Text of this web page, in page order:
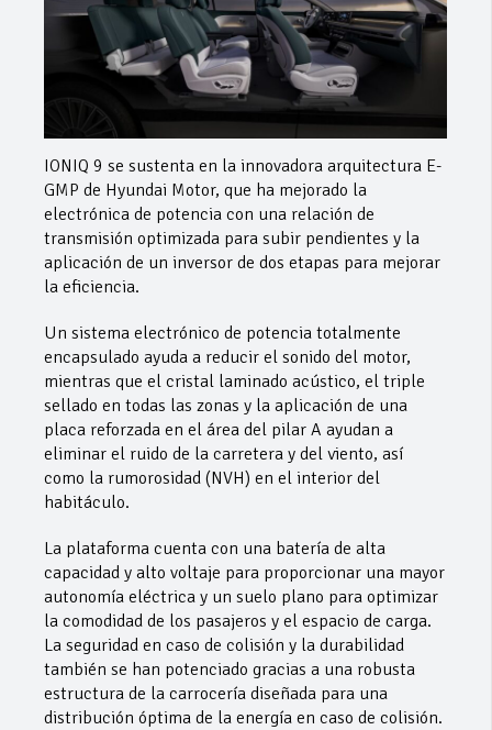
IONIQ 9 se sustenta en la innovadora arquitectura E-
GMP de Hyundai Motor, que ha mejorado la
electrónica de potencia con una relación de
transmisión optimizada para subir pendientes y la
aplicación de un inversor de dos etapas para mejorar
la eficiencia.
Un sistema electrónico de potencia totalmente
encapsulado ayuda a reducir el sonido del motor,
mientras que el cristal laminado acústico, el triple
sellado en todas las zonas y la aplicación de una
placa reforzada en el área del pilar A ayudan a
eliminar el ruido de la carretera y del viento, así
como la rumorosidad (NVH) en el interior del
habitáculo.
La plataforma cuenta con una batería de alta
capacidad y alto voltaje para proporcionar una mayor
autonomía eléctrica y un suelo plano para optimizar
la comodidad de los pasajeros y el espacio de carga.
La seguridad en caso de colisión y la durabilidad
también se han potenciado gracias a una robusta
estructura de la carrocería diseñada para una
distribución óptima de la energía en caso de colisión.